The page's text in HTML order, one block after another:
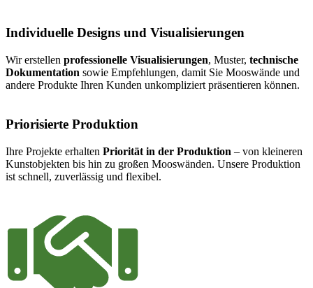
Individuelle Designs und Visualisierungen
Wir erstellen professionelle Visualisierungen, Muster, technische
Dokumentation sowie Empfehlungen, damit Sie Mooswände und
andere Produkte Ihren Kunden unkompliziert präsentieren können.
Priorisierte Produktion
Ihre Projekte erhalten Priorität in der Produktion – von kleineren
Kunstobjekten bis hin zu großen Mooswänden. Unsere Produktion
ist schnell, zuverlässig und flexibel.